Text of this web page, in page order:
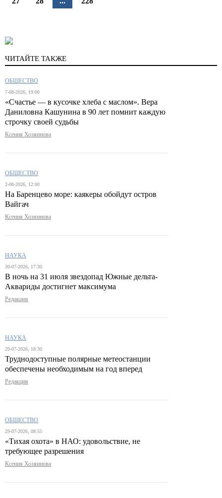
ЧИТАЙТЕ ТАКЖЕ
ОБЩЕСТВО
7-08-2026, 19:00
«Счастье — в кусочке хлеба с маслом». Вера
Даниловна Кашунина в 90 лет помнит каждую
строчку своей судьбы
Ксения Хозяинова
ОБЩЕСТВО
2-08-2026, 12:00
На Баренцево море: каякеры обойдут остров
Вайгач
Ксения Хозяинова
НАУКА
30-07-2026, 17:30
В ночь на 31 июля звездопад Южные дельта-
Аквариды достигнет максимума
Редакция
НАУКА
29-07-2026, 18:30
Труднодоступные полярные метеостанции
обеспечены необходимым на год вперед
Редакция
ОБЩЕСТВО
29-07-2026, 08:55
«Тихая охота» в НАО: удовольствие, не
требующее разрешения
Ксения Хозяинова